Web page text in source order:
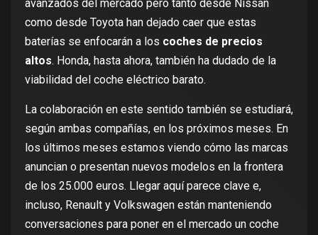
avanzados del mercado pero tanto desde Nissan
como desde Toyota han dejado caer que estas
baterías se enfocarán a los coches de precios
altos. Honda, hasta ahora, también ha dudado de la
viabilidad del coche eléctrico barato.
La colaboración en este sentido también se estudiará,
según ambas compañías, en los próximos meses. En
los últimos meses estamos viendo cómo las marcas
anuncian o presentan nuevos modelos en la frontera
de los 25.000 euros. Llegar aquí parece clave e,
incluso, Renault y Volkswagen están manteniendo
conversaciones para poner en el mercado un coche